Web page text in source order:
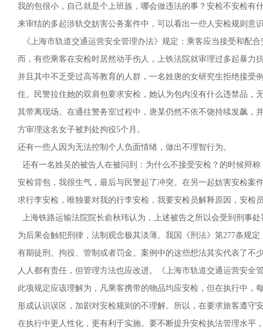
我的包很小，自己就是个上班族，哪会做违法的事？安检不安检
来审结的多起涉轨交妨害公务案件中，可以看出一些人安检规则意
《上海市轨道交通运营安全管理办法》规定：乘客应当接受和配
而，有些乘客在安检时居然动手伤人，上铁法院就审理过多起暴力
并且其中不乏受过高等教育的人群，一名姓唐的女研究生拒绝接
住。民警拉住她的双肩包要求安检，她认为包内没有什么违禁品
其带离现场。在通往警务室过程中，唐某仍然不依不饶持续发飙
方审理这名女子被判处拘役5个月。
还有一些人因为无法控制个人负面情绪，做出不理智行为。
还有一名姓吴的被告人在被问到：为什么不接受安检？的时候辩
安检背包，我很生气，最后与民警起了冲突。在另一起妨害安检
求行李安检，唯独要对我的行李安检，我要安检员解释原因，安检
上海铁路运输法院院长俞秋玮认为，上述被告之所以会受到刑事
为后果会触犯刑律，法制观念极其淡薄。我国《刑法》第277条规
有期徒刑、拘役、管制或者罚金。案例中的这些想法其实代表了
人人都有责任，但管理方法也应改进。《上海市轨道交通运营安
此项规定应该理解为，凡乘客携带的物品均应安检，但在执行中
形成认识误区，加剧对安检规则的不理解。所以，在要求旅客遵
在执行中更人性化，更有利于实施。要不断提升安检执法管理水